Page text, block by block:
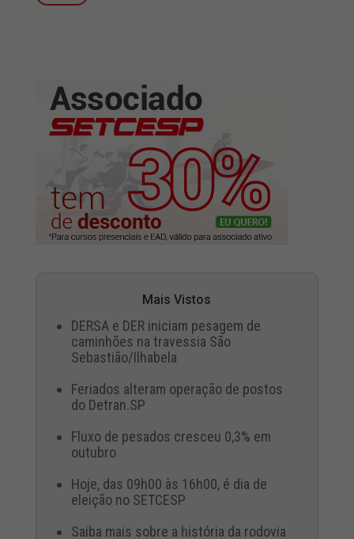
Mais Vistos
DERSA e DER iniciam pesagem de
caminhões na travessia São
Sebastião/Ilhabela
Feriados alteram operação de postos
do Detran.SP
Fluxo de pesados cresceu 0,3% em
outubro
Hoje, das 09h00 às 16h00, é dia de
eleição no SETCESP
Saiba mais sobre a história da rodovia